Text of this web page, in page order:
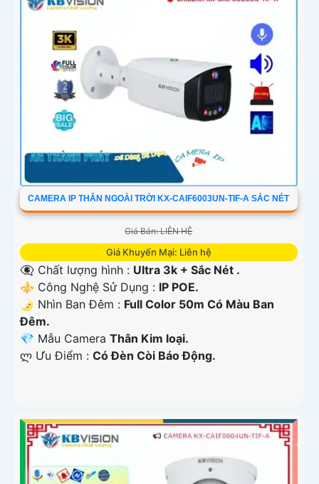
CAMERA IP THÂN NGOÀI TRỜI KX-CAIF6003UN-TIF-A SẮC NÉT
Giá Bán: LIÊN HỆ
Giá Khuyến Mại: Liên hệ
👁️‍🗨 Chất lượng hình : Ultra 3k + Sắc Nét .
⚜️ Công Nghệ Sử Dụng : IP POE.
🌛 Nhìn Ban Đêm : Full Color 50m Có Màu Ban
Ðêm.
💎 Mẫu Camera Thân Kim loại.
️ლ Ưu Điểm : Có Ðèn Còi Báo Động.